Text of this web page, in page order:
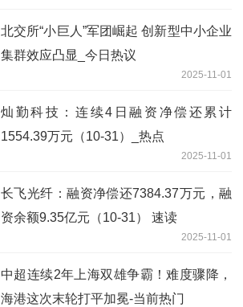
北交所“小巨人”军团崛起 创新型中小企业
集群效应凸显_今日热议
2025-11-01
灿勤科技：连续4日融资净偿还累计
1554.39万元（10-31）_热点
2025-11-01
长飞光纤：融资净偿还7384.37万元，融
资余额9.35亿元（10-31） 速读
2025-11-01
中超连续2年上海双雄争霸！难度骤降，
海港这次末轮打平加冕-当前热门